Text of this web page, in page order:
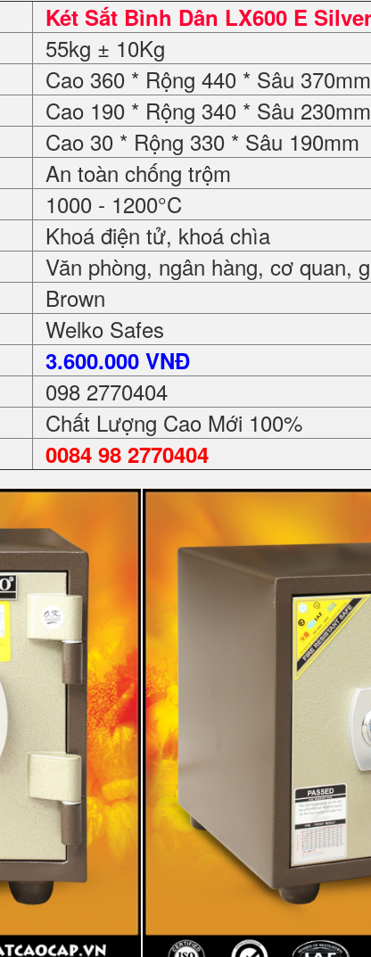
Két Sắt Bình Dân LX600 E
55kg ± 10Kg
Cao 360 * Rộng 440 * Sâu 370mm
Cao 190 * Rộng 340 * Sâu 230mm
Cao 30 * Rộng 330 * Sâu 190mm
An toàn chống trộm
1000 - 1200°C
Khoá điện tử, khoá chìa
Văn phòng, ngân hàng, cơ quan,
Brown
Welko Safes
3.600.000 VNĐ
098 2770404
Chất Lượng Cao Mới 100%
0084 98 2770404